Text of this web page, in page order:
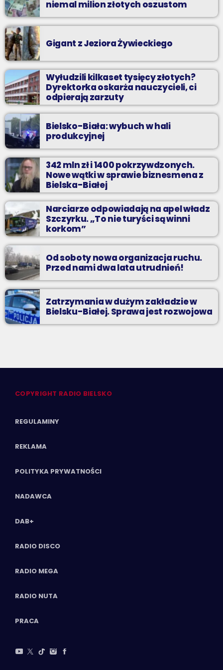
niemal milion złotych oszustom
Gigant z Jeziora Żywieckiego
Wyłudzili kilkaset tysięcy złotych?
Dyrektorka oskarża nauczycieli, ci
odpierają zarzuty
Bielsko-Biała: wybuch w hali
produkcyjnej
342 mln zł i 1400 pokrzywdzonych.
Nowe wątki w sprawie biznesmena z
Bielska-Białej
Narciarze odpowiadają na apel władz
Szczyrku. „To nie turyści są winni
korkom”
Od soboty nowa organizacja ruchu.
Przed nami dwa lata utrudnień!
Zatrzymania w dużym zakładzie w
Bielsku-Białej. Sprawa jest rozwojowa
COPYRIGHT RADIO BIELSKO
REGULAMINY
REKLAMA
POLITYKA PRYWATNOŚCI
NADAWCA
DAB+
RADIO DISCO
RADIO MEGA
RADIO NUTA
PRACA